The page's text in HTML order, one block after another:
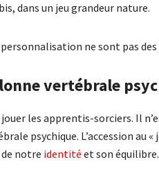
dans un jeu grandeur nature.
ne sont pas
vertébrale
les apprentis-sorciers. Il
psychique. L’accession au
notre identité et son équilibre.